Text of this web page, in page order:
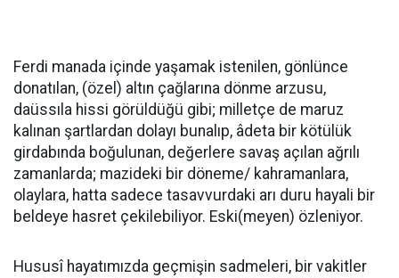
Ferdi manada içinde yaşamak istenilen, gönlünce
donatılan, (özel) altın çağlarına dönme arzusu,
daüssıla hissi görüldüğü gibi; milletçe de maruz
kalınan şartlardan dolayı bunalıp, âdeta bir kötülük
girdabında boğulunan, değerlere savaş açılan ağrılı
zamanlarda; mazideki bir döneme/ kahramanlara,
olaylara, hatta sadece tasavvurdaki arı duru hayali bir
beldeye hasret çekilebiliyor. Eski(meyen) özleniyor.
Hususî hayatımızda geçmişin sadmeleri, bir vakitler